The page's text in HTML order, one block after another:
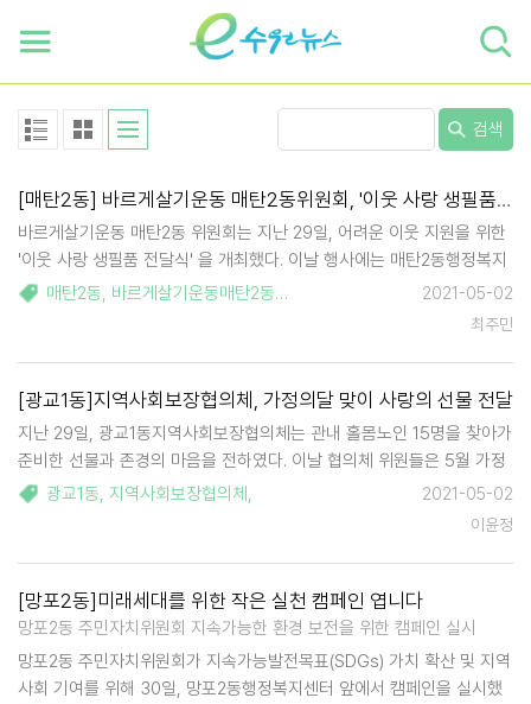
검색
[매탄2동] 바르게살기운동 매탄2동위원회, '이웃 사랑 생필품 전달식' 개최
바르게살기운동 매탄2동 위원회는 지난 29일, 어려운 이웃 지원을 위한
'이웃 사랑 생필품 전달식' 을 개최했다. 이날 행사에는 매탄2동행정복지
센터에서 바르게살기운동 매탄2동 위원회 박형록 위원장을 비롯하여 위
원들과 매탄2동 김철수 동장 등이 참석한 가운데 한부모, 다문화 가정,
매탄2동, 바르게살기운동매탄2동위원회
2021-05-02
최주민
[광교1동]지역사회보장협의체, 가정의달 맞이 사랑의 선물 전달
지난 29일, 광교1동지역사회보장협의체는 관내 홀몸노인 15명을 찾아가
준비한 선물과 존경의 마음을 전하였다. 이날 협의체 위원들은 5월 가정
의 달을 앞두고 혼자 생활하고 계시는 노인에게 작은 위로가 되고자 노인
댁을 직접 방문하여 선물을 전달하고 말벗을 해드렸다. 노인을 위한 …
광교1동, 지역사회보장협의체 ,
2021-05-02
이윤정
[망포2동]미래세대를 위한 작은 실천 캠페인 엽니다
망포2동 주민자치위원회 지속가능한 환경 보전을 위한 캠페인 실시
망포2동 주민자치위원회가 지속가능발전목표(SDGs) 가치 확산 및 지역
사회 기여를 위해 30일, 망포2동행정복지센터 앞에서 캠페인을 실시했